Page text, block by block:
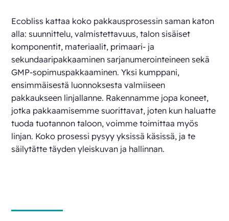
Ecobliss kattaa koko pakkausprosessin saman katon
alla: suunnittelu, valmistettavuus, talon sisäiset
komponentit, materiaalit, primaari- ja
sekundaaripakkaaminen sarjanumerointeineen sekä
GMP-sopimuspakkaaminen. Yksi kumppani,
ensimmäisestä luonnoksesta valmiiseen
pakkaukseen linjallanne. Rakennamme jopa koneet,
jotka pakkaamisemme suorittavat, joten kun haluatte
tuoda tuotannon taloon, voimme toimittaa myös
linjan. Koko prosessi pysyy yksissä käsissä, ja te
säilytätte täyden yleiskuvan ja hallinnan.